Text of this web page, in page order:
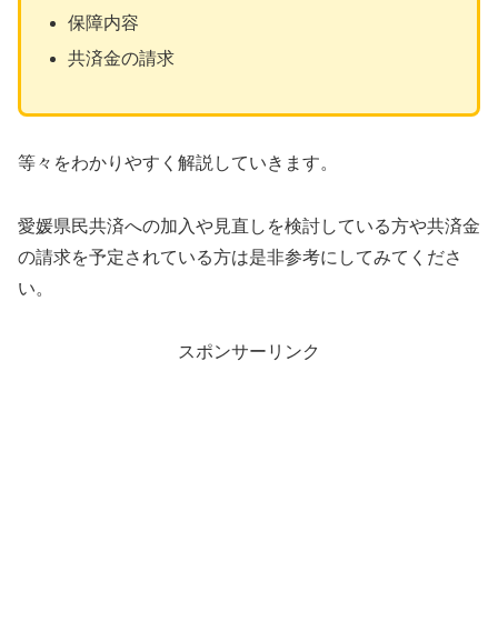
保障内容
共済金の請求
等々をわかりやすく解説していきます。
愛媛県民共済への加入や見直しを検討している方や共済金
の請求を予定されている方は是非参考にしてみてくださ
い。
スポンサーリンク